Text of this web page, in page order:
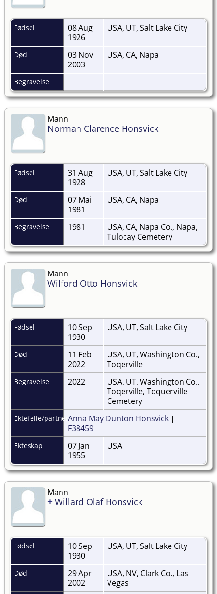
Fødsel
08 Aug
1926
USA, UT, Salt Lake City
Død
03 Nov
2003
USA, CA, Napa
Begravelse
Mann
Norman Clarence Honsvick
Fødsel
31 Aug
1928
USA, UT, Salt Lake City
Død
07 Mai
1981
USA, CA, Napa
Begravelse 1981
USA, CA, Napa Co., Napa,
Tulocay Cemetery
Mann
Wilford Otto Honsvick
Fødsel
10 Sep
1930
USA, UT, Salt Lake City
Død
11 Feb
2022
USA, UT, Washington Co.,
Toqerville
Begravelse 2022
USA, UT, Washington Co.,
Toqerville, Toquerville
Cemetery
Ektefelle/partnerAnna May Dunton Honsvick |
F38459
Ekteskap
07 Jan
1955
USA
Mann
+Willard Olaf Honsvick
Fødsel
10 Sep
1930
USA, UT, Salt Lake City
Død
29 Apr
2002
USA, NV, Clark Co., Las
Vegas